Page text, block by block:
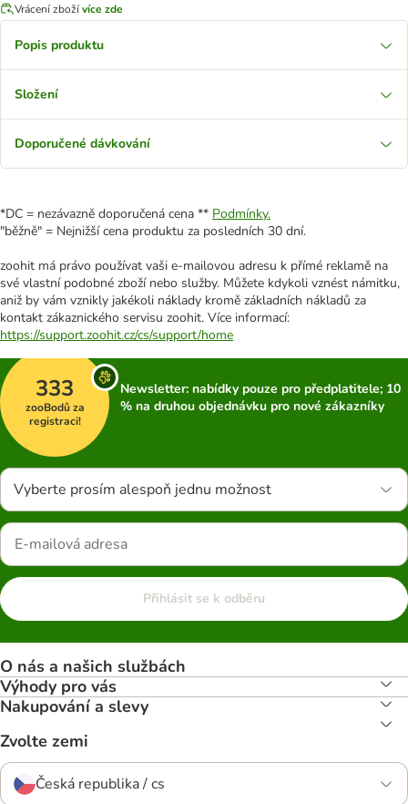
Vrácení zbožívíce zde
Popis produktu
Složení
Doporučené dávkování
*DC = nezávazně doporučená cena ** Podmínky.
"běžně" = Nejnižší cena produktu za posledních 30 dní.
zoohit má právo používat vaši e-mailovou adresu k přímé reklamě na
své vlastní podobné zboží nebo služby. Můžete kdykoli vznést námitku,
aniž by vám vznikly jakékoli náklady kromě základních nákladů za
kontakt zákaznického servisu zoohit. Více informací:
https://support.zoohit.cz/cs/support/home
333
zooBodů za
registraci!
Newsletter: nabídky pouze pro předplatitele; 10
% na druhou objednávku pro nové zákazníky
Vyberte prosím alespoň jednu možnost
Přihlásit se k odběru
O nás a našich službách
Výhody pro vás
Nakupování a slevy
Zvolte zemi
Česká republika / cs